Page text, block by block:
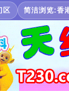
区 简洁浏览:香